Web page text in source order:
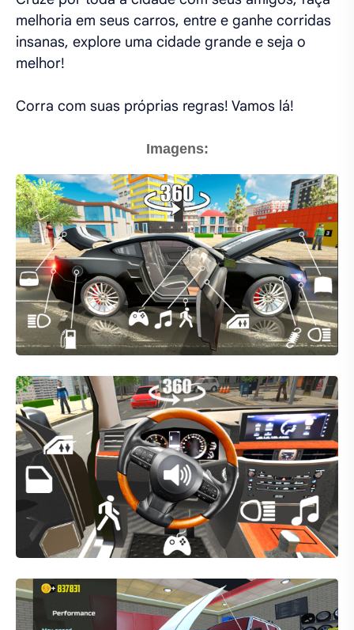
melhoria em seus carros, entre e ganhe corridas
insanas, explore uma cidade grande e seja o
melhor!
Corra com suas próprias regras! Vamos lá!
Imagens: